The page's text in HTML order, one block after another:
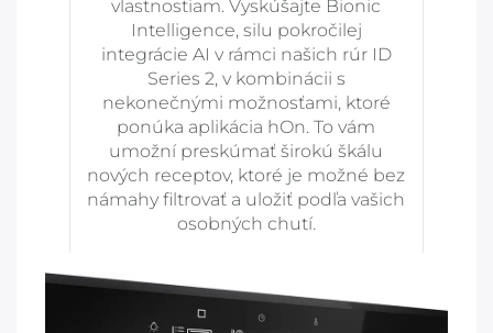
vlastnostiam. Vyskúšajte Bionic
Intelligence, silu pokročilej
integrácie AI v rámci našich rúr ID
Series 2, v kombinácii s
nekonečnými možnosťami, ktoré
ponúka aplikácia hOn. To vám
umožní preskúmať širokú škálu
nových receptov, ktoré je možné bez
námahy filtrovať a uložiť podľa vašich
osobných chutí.